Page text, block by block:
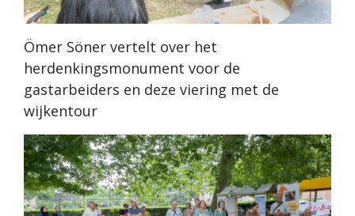
Ömer Söner vertelt over het
herdenkingsmonument voor de
gastarbeiders en deze viering met de
wijkentour